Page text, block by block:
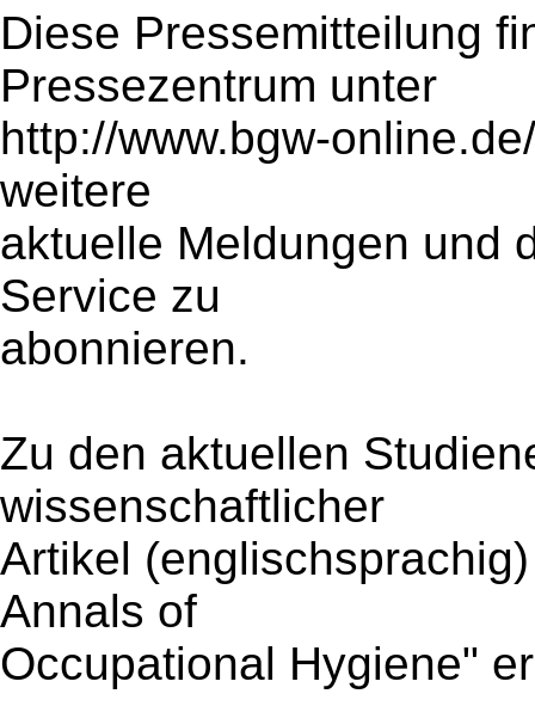
Diese Pressemitteilung
Pressezentrum unter
http://www.bgw-
weitere
aktuelle Meldungen und
Service zu
abonnieren.
Zu den aktuellen
wissenschaftlicher
Artikel
Annals of
Occupational Hygiene"